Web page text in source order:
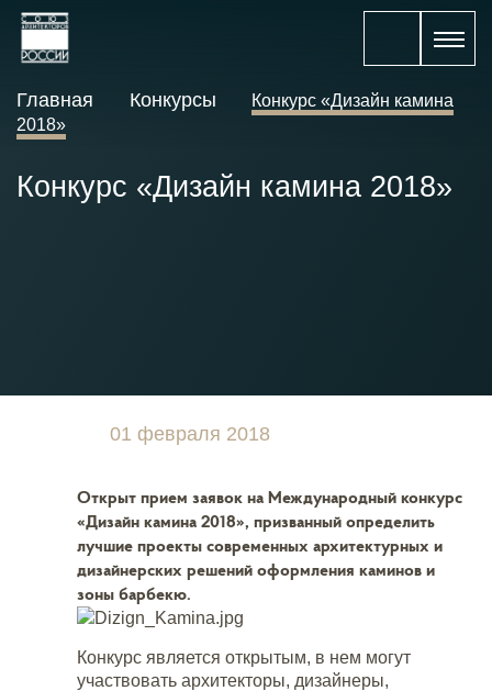
Главная Конкурсы
Конкурс «Дизайн камина
2018»
Конкурс «Дизайн камина 2018»
01 февраля 2018
Открыт прием заявок на Международный конкурс
«Дизайн камина 2018», призванный определить
лучшие проекты современных архитектурных и
дизайнерских решений оформления каминов и
зоны барбекю.
Конкурс является открытым, в нем могут
участвовать архитекторы, дизайнеры,